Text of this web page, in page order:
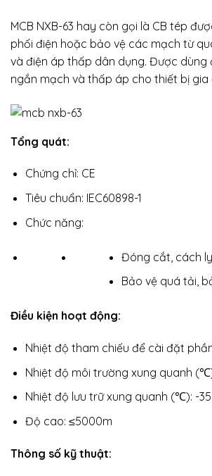
MCB NXB-63 hay còn gọi là CB tép
phối điện hoặc bảo vệ các mạch từ
và điện áp thấp dân dụng. Được dùng
ngắn mạch và thấp áp cho thiết bị gia
Tổng quát:
Chứng chỉ: CE
Tiêu chuẩn: IEC60898-1
Chức năng:
Đóng cắt, cách
Bảo vệ quá tải,
Điều kiện hoạt động:
Nhiệt độ tham chiếu để cài đặt
Nhiệt độ môi trường xung quanh
Nhiệt độ lưu trữ xung quanh (℃): -35
Độ cao: ≤5000m
Thông số kỹ thuật: